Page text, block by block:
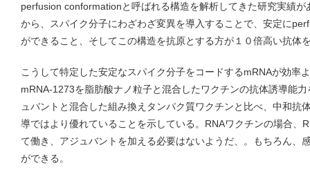
perfusion conformationと呼ばれる構造を解析してきた研究実績
から、スパイク分子にわざわざ変異を導入することで、安定に
ができること、そしてこの構造を抗原とする方が１０倍高い抗体
こうして特定した安定なスパイク分子をコードするmRNAが効率
mRNA-1273を脂肪酸ナノ粒子と混合したワクチンの抗体誘導能
ュバントと混合した組み換えタンパク質ワクチンと比べ、中和抗
導ではより優れていることを示している。RNAワクチンの場合、
て働き、アジュバントを加える必要はないようだ、。もちろん、
ができる。